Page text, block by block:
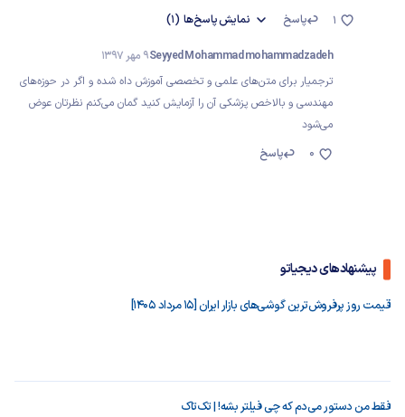
پاسخ
نمایشپاسخ‌ها (1) 1
Seyyed Mohammad mohammadzadeh9 مهر 1397
ترجمیار برای متن‌های علمی و تخصصی آموزش داه شده و اگر در حوزه‌های
مهندسی و بالاخص پزشکی آن را آزمایش کنید گمان می‌کنم نظرتان عوض
می‌شود
پاسخ
0
پیشنهادهای دیجیاتو
قیمت روز پرفروش‌ترین گوشی‌های بازار ایران [15 مرداد 1405]
فقط من دستور می‌دم که چی فیلتر بشه! | تک‌تاک